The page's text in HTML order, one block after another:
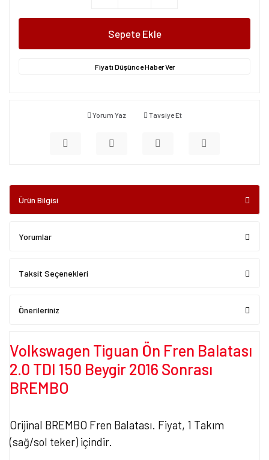
Sepete Ekle
Fiyatı Düşünce Haber Ver
Yorum Yaz Tavsiye Et
Ürün Bilgisi
Yorumlar
Taksit Seçenekleri
Önerileriniz
Volkswagen Tiguan Ön Fren Balatası
2.0 TDI 150 Beygir 2016 Sonrası
BREMBO
Orijinal BREMBO Fren Balatası. Fiyat, 1 Takım
(sağ/sol teker) içindir.